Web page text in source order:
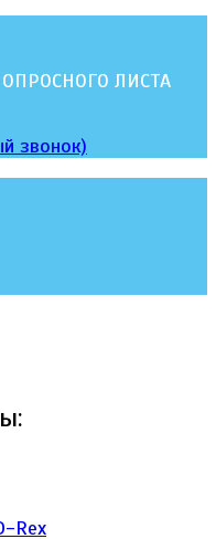
ЛИСТА
звонок)
Rex